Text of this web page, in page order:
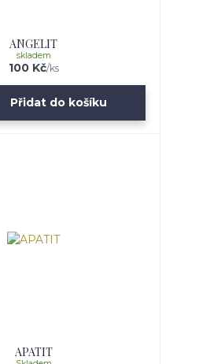
ANGELIT
100 Kč/ks
skladem
Přidat do košíku
APATIT